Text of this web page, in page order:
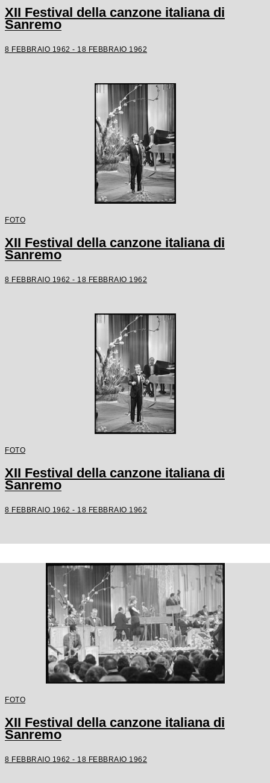
XII Festival della canzone italiana di
Sanremo
8 FEBBRAIO 1962 - 18 FEBBRAIO 1962
FOTO
XII Festival della canzone italiana di
Sanremo
8 FEBBRAIO 1962 - 18 FEBBRAIO 1962
FOTO
XII Festival della canzone italiana di
Sanremo
8 FEBBRAIO 1962 - 18 FEBBRAIO 1962
FOTO
XII Festival della canzone italiana di
Sanremo
8 FEBBRAIO 1962 - 18 FEBBRAIO 1962